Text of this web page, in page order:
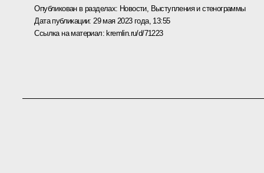
Опубликован в разделах: Новости, Выступления и стенограммы
Дата публикации: 29 мая 2023 года, 13:55
Ссылка на материал: kremlin.ru/d/71223